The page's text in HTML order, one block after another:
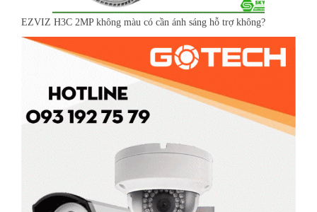
EZVIZ H3C 2MP không màu có cần ánh sáng hỗ trợ không?